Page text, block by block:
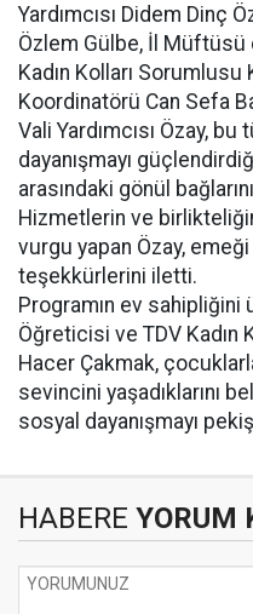
Yardımcısı Didem Dinç
Özlem Gülbe, İl Müftüsü
Kadın Kolları Sorumlusu
Koordinatörü Can Sefa
Vali Yardımcısı Özay,
dayanışmayı
arasındaki gönül
Hizmetlerin ve
vurgu yapan Özay,
teşekkürlerini iletti.
Programın ev sahipliğini
Öğreticisi ve TDV Kadın
Hacer Çakmak,
sevincini yaşadıklarını
sosyal dayanışmayı
HABERE YORUM